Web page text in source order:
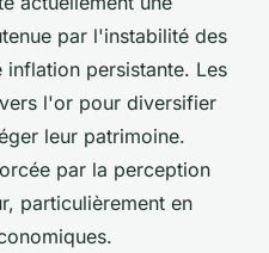
par l'instabilité des
inflation persistante. Les
l'or pour diversifier
leur patrimoine.
par la perception
particulièrement en